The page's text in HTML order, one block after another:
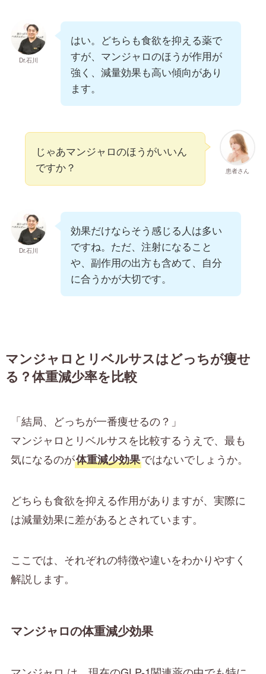
Dr.石川
はい。どちらも食欲を抑える薬で
すが、マンジャロのほうが作用が
強く、減量効果も高い傾向があり
ます。
患者さん
じゃあマンジャロのほうがいいん
ですか？
Dr.石川
効果だけならそう感じる人は多い
ですね。ただ、注射になること
や、副作用の出方も含めて、自分
に合うかが大切です。
マンジャロとリベルサスはどっちが痩せ
る？体重減少率を比較
「結局、どっちが一番痩せるの？」
マンジャロとリベルサスを比較するうえで、最も
気になるのが体重減少効果ではないでしょうか。
どちらも食欲を抑える作用がありますが、実際に
は減量効果に差があるとされています。
ここでは、それぞれの特徴や違いをわかりやすく
解説します。
マンジャロの体重減少効果